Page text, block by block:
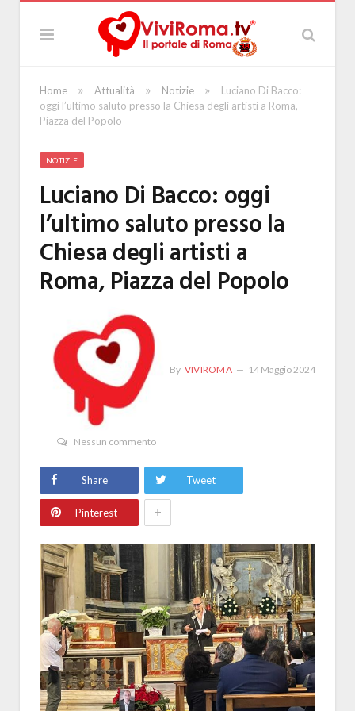
Home » Attualità » Notizie »
Luciano Di Bacco:
oggi l’ultimo saluto presso la Chiesa degli artisti a Roma,
Piazza del Popolo
NOTIZIE
Luciano Di Bacco: oggi
l’ultimo saluto presso la
Chiesa degli artisti a
Roma, Piazza del Popolo
By VIVIROMA 14 Maggio 2024
Nessun commento
Share Tweet
Pinterest +